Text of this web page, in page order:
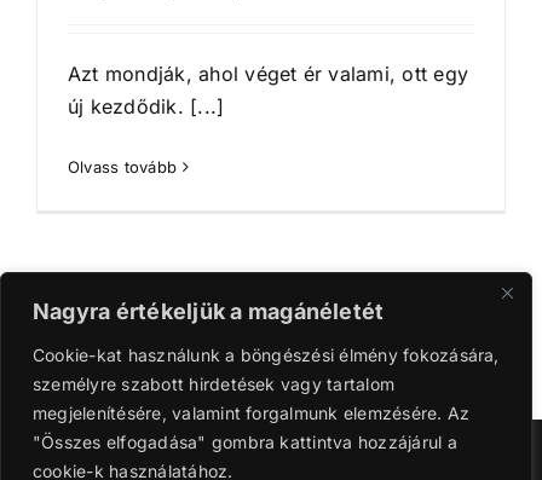
Nagyra értékeljük a magánéletét
Cookie-kat használunk a böngészési élmény fokozására,
személyre szabott hirdetések vagy tartalom
megjelenítésére, valamint forgalmunk elemzésére. Az
"Összes elfogadása" gombra kattintva hozzájárul a
cookie-k használatához.
Azt mondják, ahol véget ér valami, ott egy
új kezdődik. [...]
Olvass tovább
Szerzői jog 2016-2024 | Ganyi Károly.